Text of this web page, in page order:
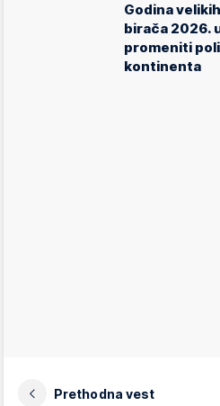
Godina
birača 2026.
promeniti
kontinenta
Prethodna vest